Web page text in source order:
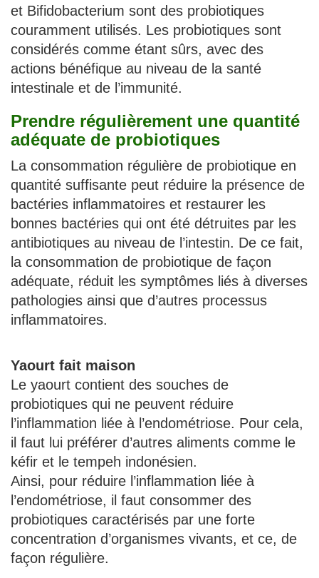
et Bifidobacterium sont des probiotiques
couramment utilisés. Les probiotiques sont
considérés comme étant sûrs, avec des
actions bénéfique au niveau de la santé
intestinale et de l’immunité.
Prendre régulièrement une quantité
adéquate de probiotiques
La consommation régulière de probiotique en
quantité suffisante peut réduire la présence de
bactéries inflammatoires et restaurer les
bonnes bactéries qui ont été détruites par les
antibiotiques au niveau de l’intestin. De ce fait,
la consommation de probiotique de façon
adéquate, réduit les symptômes liés à diverses
pathologies ainsi que d’autres processus
inflammatoires.
Yaourt fait maison
Le yaourt contient des souches de
probiotiques qui ne peuvent réduire
l’inflammation liée à l’endométriose. Pour cela,
il faut lui préférer d’autres aliments comme le
kéfir et le tempeh indonésien.
Ainsi, pour réduire l’inflammation liée à
l’endométriose, il faut consommer des
probiotiques caractérisés par une forte
concentration d’organismes vivants, et ce, de
façon régulière.